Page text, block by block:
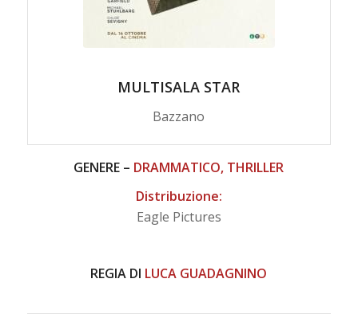
MULTISALA STAR
Bazzano
GENERE – DRAMMATICO, THRILLER
Distribuzione:
Eagle Pictures
REGIA DI LUCA GUADAGNINO